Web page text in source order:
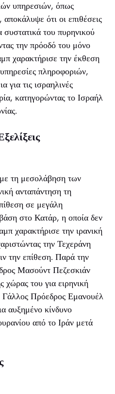
υπηρεσιών, όπως
ότι οι επιθέσεις
συστατικά του πυρηνικού
την πρόοδό του μόνο
χαρακτήρισε την έκθεση
πληροφοριών,
για τις ισραηλινές
κατηγορώντας το Ισραήλ
τη μεσολάβηση των
ανταπάντηση τη
σε μεγάλη
στο Κατάρ, η οποία δεν
χαρακτήρισε την ιρανική
την Τεχεράνη
την επίθεση. Παρά την
Μασούντ Πεζεσκιάν
χώρας του για ειρηνική
Γάλλος Πρόεδρος Εμανουέλ
αυξημένο κίνδυνο
από το Ιράν μετά